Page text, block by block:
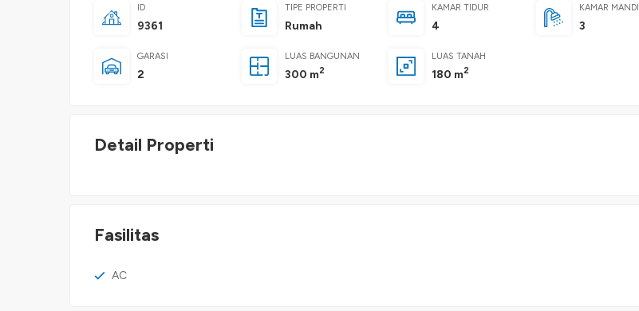
ID
9361
TIPE PROPERTI
Rumah
KAMAR TIDUR
4
KAMAR MANDI
3
GARASI
2
LUAS BANGUNAN
300 m2
LUAS TANAH
180 m2
Detail Properti
Fasilitas
AC